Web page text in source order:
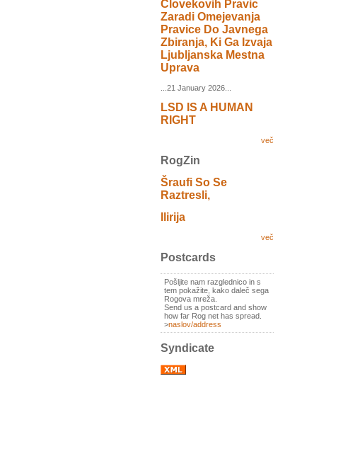
Človekovih Pravic
Zaradi Omejevanja
Pravice Do Javnega
Zbiranja, Ki Ga Izvaja
Ljubljanska Mestna
Uprava
...21 January 2026...
LSD IS A HUMAN
RIGHT
več
RogZin
Šraufi So Se
Raztresli,
Ilirija
več
Postcards
Pošljite nam razglednico in s
tem pokažite, kako daleč sega
Rogova mreža.
Send us a postcard and show
how far Rog net has spread.
>naslov/address
Syndicate